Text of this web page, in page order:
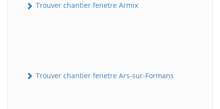
Trouver chantier fenetre Armix
Trouver chantier fenetre Ars-sur-Formans